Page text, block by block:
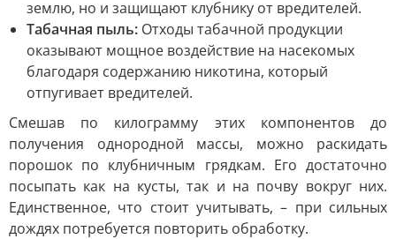
землю, но и защищают клубнику от вредителей.
Табачная пыль: Отходы табачной продукции
оказывают мощное воздействие на насекомых
благодаря содержанию никотина, который
отпугивает вредителей.
Смешав по килограмму этих компонентов до
получения однородной массы, можно раскидать
порошок по клубничным грядкам. Его достаточно
посыпать как на кусты, так и на почву вокруг них.
Единственное, что стоит учитывать, – при сильных
дождях потребуется повторить обработку.